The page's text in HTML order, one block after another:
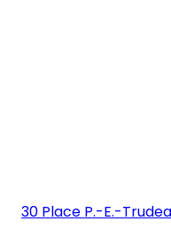
30 Place P.-E.-